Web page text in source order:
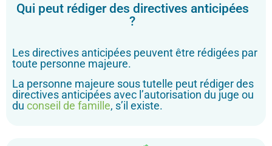
Qui peut rédiger des directives anticipées
?
Les directives anticipées peuvent être rédigées par
toute personne majeure.
La personne majeure sous tutelle peut rédiger des
directives anticipées avec l’autorisation du juge ou
du conseil de famille, s’il existe.